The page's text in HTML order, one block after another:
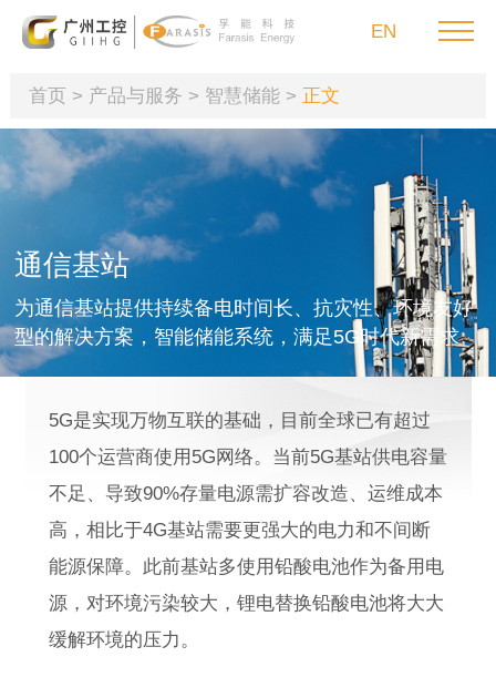
EN
首页
产品与服务
可持续发展
投资者关系
新闻媒体
联系我们
首页 > 产品与服务 > 智慧储能> 正文
通信基站
为通信基站提供持续备电时间长、抗灾性、环境友好
型的解决方案，智能储能系统，满足5G时代新需求
5G是实现万物互联的基础，目前全球已有超过
100个运营商使用5G网络。当前5G基站供电容量
不足、导致90%存量电源需扩容改造、运维成本
高，相比于4G基站需要更强大的电力和不间断
能源保障。此前基站多使用铅酸电池作为备用电
源，对环境污染较大，锂电替换铅酸电池将大大
缓解环境的压力。